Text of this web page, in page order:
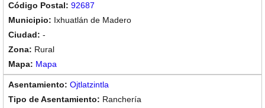
92687
Ixhuatlán de Madero
-
Rural
Mapa
Ojtlatzintla
Ranchería